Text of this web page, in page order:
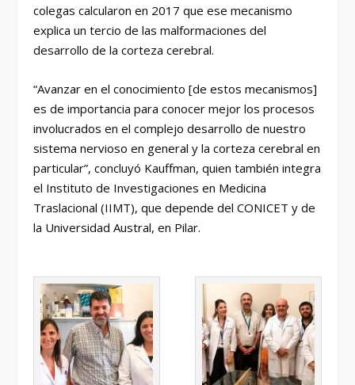
colegas calcularon en 2017 que ese mecanismo
explica un tercio de las malformaciones del
desarrollo de la corteza cerebral.
“Avanzar en el conocimiento [de estos mecanismos]
es de importancia para conocer mejor los procesos
involucrados en el complejo desarrollo de nuestro
sistema nervioso en general y la corteza cerebral en
particular”, concluyó Kauffman, quien también integra
el Instituto de Investigaciones en Medicina
Traslacional (IIMT), que depende del CONICET y de
la Universidad Austral, en Pilar.